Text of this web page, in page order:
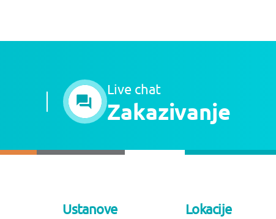
Live chat
Zakazivanje
Ustanove Lokacije